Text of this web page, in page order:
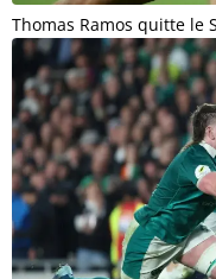
Thomas Ramos quitte le